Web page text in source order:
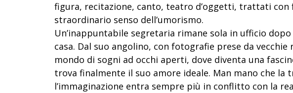
figura, recitazione, canto, teatro d’oggetti, trattati con
straordinario senso dell’umorismo.
Un’inappuntabile segretaria rimane sola in ufficio
casa. Dal suo angolino, con fotografie prese da
mondo di sogni ad occhi aperti, dove diventa una
trova finalmente il suo amore ideale. Man mano che la
l’immaginazione entra sempre più in conflitto con la